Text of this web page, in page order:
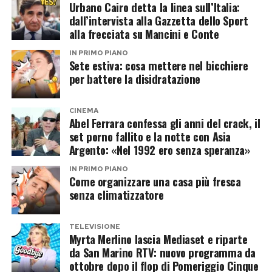
Post Views: 1.386
diritto di cambiare pelle. Dalla musica alla
televisione, dal cinema alle docuserie, ha
costruito una carriera in cui l’identità non è mai
stata statica. Anche nelle relazioni sentimentali
ha seguito lo stesso copione: prima Marracash,
poi Andrea Iannone, storie etero vissute alla
luce del sole, senza l’ansia di dover sembrare
perfetta.
La fine della relazione con Iannone, riletta oggi,
appare meno melodrammatica di quanto ci si
potrebbe aspettare. Franceska era già presente
nella vita della cantante, una figura centrale e
conosciuta. Secondo le ricostruzioni circolate,
l’ex pilota non sarebbe stato estraneo a questa
Urbano Cairo detta la linea sull’Italia:
dall’intervista alla Gazzetta dello Sport
alla frecciata su Mancini e Conte
IN PRIMO PIANO
Sete estiva: cosa mettere nel bicchiere
per battere la disidratazione
CINEMA
Abel Ferrara confessa gli anni del crack, il
set porno fallito e la notte con Asia
Argento: «Nel 1992 ero senza speranza»
IN PRIMO PIANO
Come organizzare una casa più fresca
senza climatizzatore
TELEVISIONE
Myrta Merlino lascia Mediaset e riparte
da San Marino RTV: nuovo programma da
ottobre dopo il flop di Pomeriggio Cinque